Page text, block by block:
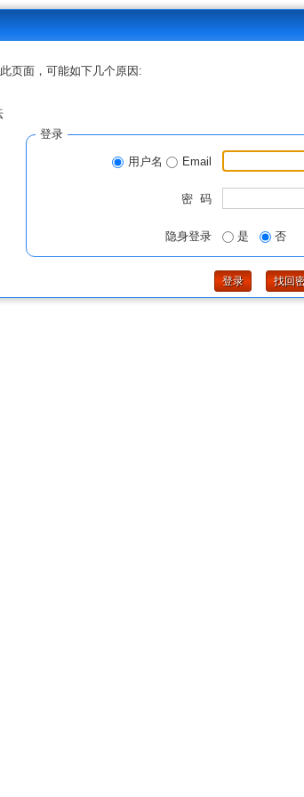
页面，可能如下几个原因:
登录
用户名 Email
密 码
隐身登录 是 否